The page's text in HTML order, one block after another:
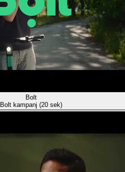
Bolt
Bolt kampanj (20 sek)